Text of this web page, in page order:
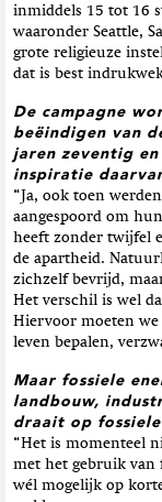
inmiddels 15 tot 16
waaronder Seattle,
grote religieuze
dat is best
De campagne
beëindigen van
jaren zeventig
inspiratie
“Ja, ook toen
aangespoord om
heeft zonder twijfel
de apartheid.
zichzelf bevrijd,
Het verschil is wel
Hiervoor moeten we
leven bepalen,
Maar fossiele
landbouw,
draait op
“Het is momenteel
met het gebruik van
wél mogelijk op